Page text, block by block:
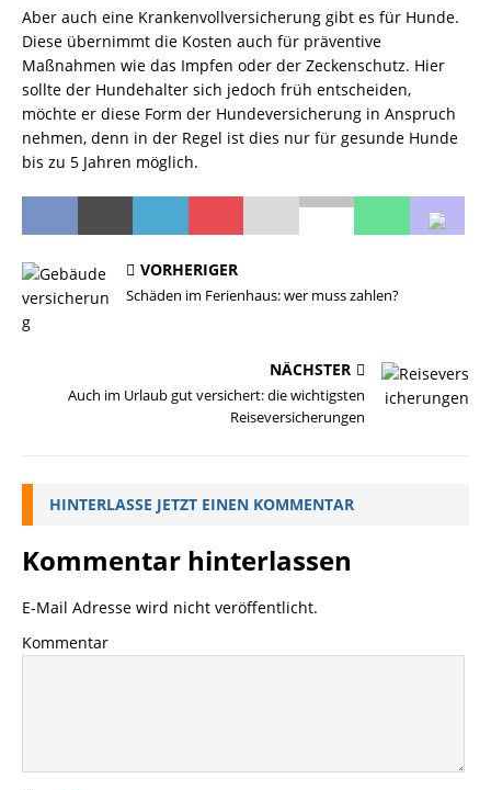
Aber auch eine Krankenvollversicherung gibt es für Hunde.
Diese übernimmt die Kosten auch für präventive
Maßnahmen wie das Impfen oder der Zeckenschutz. Hier
sollte der Hundehalter sich jedoch früh entscheiden,
möchte er diese Form der Hundeversicherung in Anspruch
nehmen, denn in der Regel ist dies nur für gesunde Hunde
bis zu 5 Jahren möglich.
VORHERIGER
Schäden im Ferienhaus: wer muss zahlen?
NÄCHSTER
Auch im Urlaub gut versichert: die wichtigsten
Reiseversicherungen
HINTERLASSE JETZT EINEN KOMMENTAR
Kommentar hinterlassen
E-Mail Adresse wird nicht veröffentlicht.
Kommentar